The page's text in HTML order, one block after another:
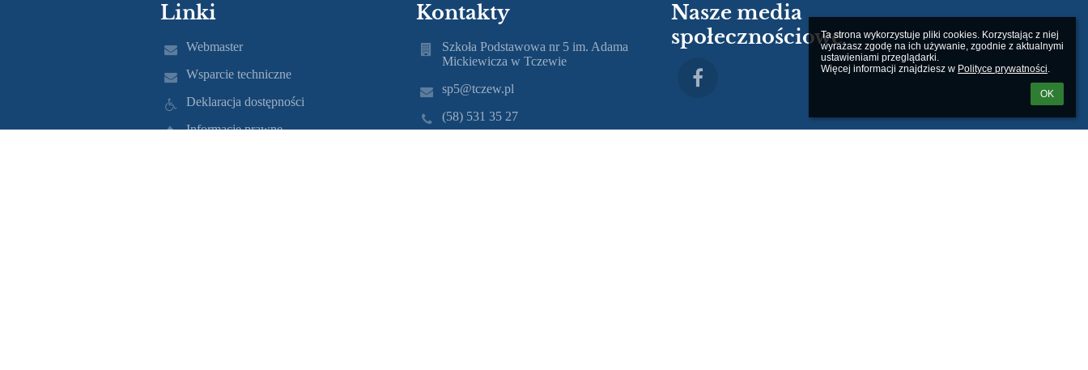
Ta strona wykorzystuje pliki cookies. Korzystając z niej
wyrażasz zgodę na ich używanie, zgodnie z aktualnymi
ustawieniami przeglądarki.
Więcej informacji znajdziesz w Polityce prywatności.
OK
Linki
Webmaster
Wsparcie techniczne
Deklaracja dostępności
Informacje prawne
Kontakty
Szkoła Podstawowa nr 5 im. Adama
Mickiewicza w Tczewie
sp5@tczew.pl
(58) 531 35 27
Nasze media
społecznościowe